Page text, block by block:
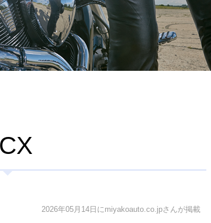
2026年05月14日にmiyakoauto.co.jpさんが掲載